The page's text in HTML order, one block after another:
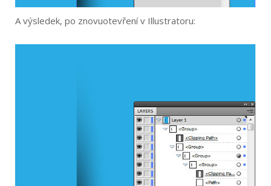
A výsledek, po znovuotevření v Illustratoru: